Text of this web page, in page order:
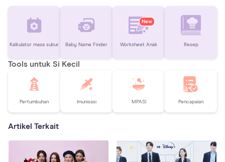
Kalkulator masa subur Baby Name Finder
New
Worksheet Anak Resep
Tools untuk Si Kecil
Pertumbuhan Imunisasi MPASI Pencapaian
Artikel Terkait